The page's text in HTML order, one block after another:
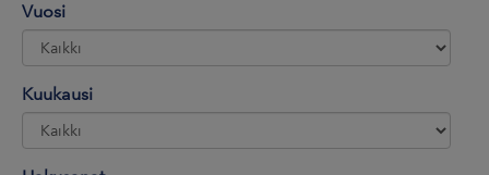
Vuosi
Kuukausi